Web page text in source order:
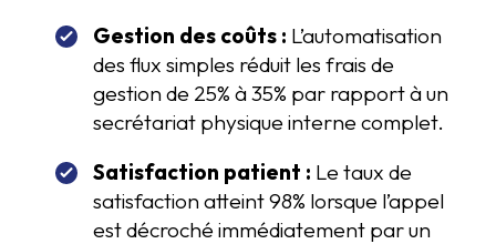
Gestion des coûts : L’automatisation
des flux simples réduit les frais de
gestion de 25% à 35% par rapport à un
secrétariat physique interne complet.
Satisfaction patient : Le taux de
satisfaction atteint 98% lorsque l’appel
est décroché immédiatement par un